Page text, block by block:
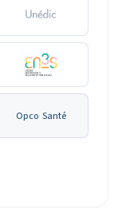
Opco Santé